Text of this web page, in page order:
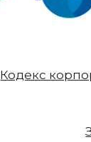
Кодекс